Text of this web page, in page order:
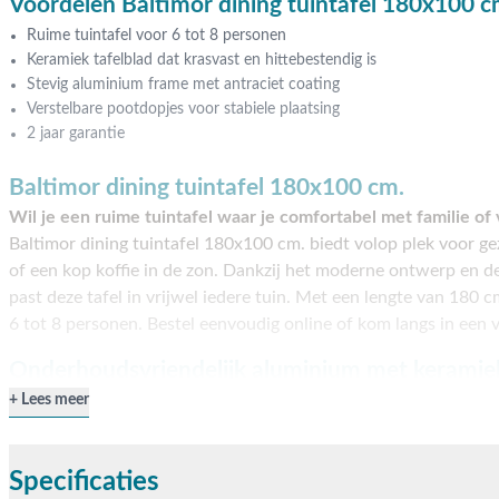
Voordelen Baltimor dining tuintafel 180x100
Ruime tuintafel voor 6 tot 8 personen
Keramiek tafelblad dat krasvast en hittebestendig is
Stevig aluminium frame met antraciet coating
Verstelbare pootdopjes voor stabiele plaatsing
2 jaar garantie
Baltimor dining tuintafel 180x100 cm.
Wil je een ruime tuintafel waar je comfortabel met familie of
Baltimor dining tuintafel 180x100 cm. biedt volop plek voor
of een kop koffie in de zon. Dankzij het moderne ontwerp en
past deze tafel in vrijwel iedere tuin. Met een lengte van 180
6 tot 8 personen. Bestel eenvoudig online of kom langs in een
De Baltimor dining tuintafel heeft een stevig aluminium frame
Dit zorgt voor eenkrasvast
Lees meer
Specificaties